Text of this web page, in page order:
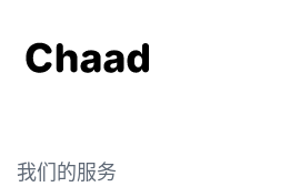
我们的服务